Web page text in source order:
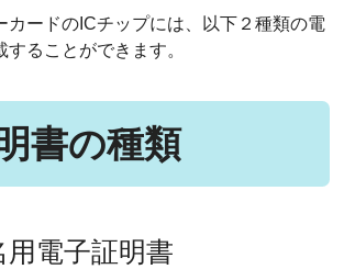
ードのICチップには、以下２種類の電
ることができます。
書の種類
用電子証明書